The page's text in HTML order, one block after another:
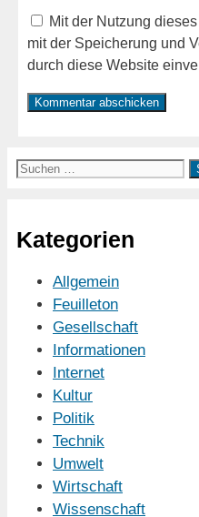
Mit der Nutzung
mit der Speicherung und
durch diese Website
Suchen
Kategorien
Allgemein
Feuilleton
Gesellschaft
Informationen
Internet
Kultur
Politik
Technik
Umwelt
Wirtschaft
Wissenschaft